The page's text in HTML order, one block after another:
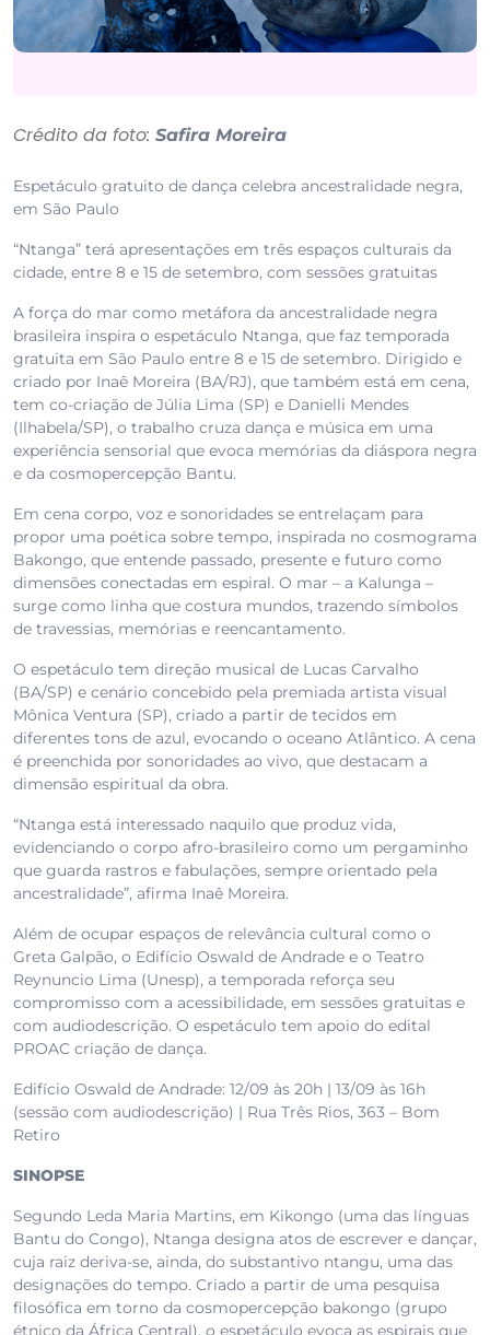
Crédito da foto: Safira Moreira
Espetáculo gratuito de dança celebra ancestralidade negra,
em São Paulo
“Ntanga” terá apresentações em três espaços culturais da
cidade, entre 8 e 15 de setembro, com sessões gratuitas
A força do mar como metáfora da ancestralidade negra
brasileira inspira o espetáculo Ntanga, que faz temporada
gratuita em São Paulo entre 8 e 15 de setembro. Dirigido e
criado por Inaê Moreira (BA/RJ), que também está em cena,
tem co-criação de Júlia Lima (SP) e Danielli Mendes
(Ilhabela/SP), o trabalho cruza dança e música em uma
experiência sensorial que evoca memórias da diáspora negra
e da cosmopercepção Bantu.
Em cena corpo, voz e sonoridades se entrelaçam para
propor uma poética sobre tempo, inspirada no cosmograma
Bakongo, que entende passado, presente e futuro como
dimensões conectadas em espiral. O mar – a Kalunga –
surge como linha que costura mundos, trazendo símbolos
de travessias, memórias e reencantamento.
O espetáculo tem direção musical de Lucas Carvalho
(BA/SP) e cenário concebido pela premiada artista visual
Mônica Ventura (SP), criado a partir de tecidos em
diferentes tons de azul, evocando o oceano Atlântico. A cena
é preenchida por sonoridades ao vivo, que destacam a
dimensão espiritual da obra.
“Ntanga está interessado naquilo que produz vida,
evidenciando o corpo afro-brasileiro como um pergaminho
que guarda rastros e fabulações, sempre orientado pela
ancestralidade”, afirma Inaê Moreira.
Além de ocupar espaços de relevância cultural como o
Greta Galpão, o Edifício Oswald de Andrade e o Teatro
Reynuncio Lima (Unesp), a temporada reforça seu
compromisso com a acessibilidade, em sessões gratuitas e
com audiodescrição. O espetáculo tem apoio do edital
PROAC criação de dança.
Edifício Oswald de Andrade: 12/09 às 20h | 13/09 às 16h
(sessão com audiodescrição) | Rua Três Rios, 363 – Bom
Retiro
SINOPSE
Segundo Leda Maria Martins, em Kikongo (uma das línguas
Bantu do Congo), Ntanga designa atos de escrever e dançar,
cuja raiz deriva-se, ainda, do substantivo ntangu, uma das
designações do tempo. Criado a partir de uma pesquisa
filosófica em torno da cosmopercepção bakongo (grupo
étnico da África Central), o espetáculo evoca as espirais que